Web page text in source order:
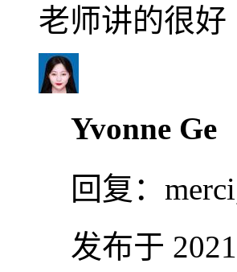
老师讲的很好
Yvonne Ge
回复：
发布于